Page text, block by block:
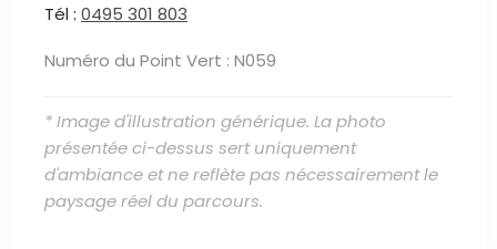
Tél : 0495 301 803
Numéro du Point Vert : N059
* Image d'illustration générique. La photo
présentée ci-dessus sert uniquement
d'ambiance et ne reflète pas nécessairement le
paysage réel du parcours.